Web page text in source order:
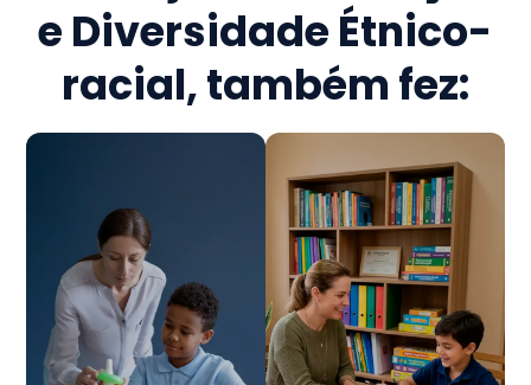
e Diversidade Étnico-
racial, também fez: